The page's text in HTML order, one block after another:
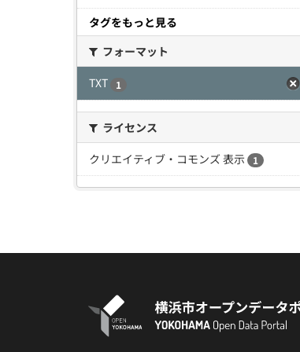
タグをもっと見る
フォーマット
TXT
1
ライセンス
クリエイティブ・コモンズ 表示
1